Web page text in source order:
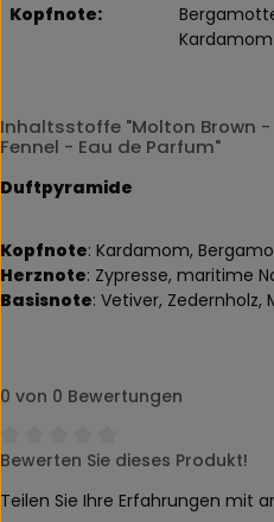
Kopfnote:
Kardamom
Inhaltsstoffe "Molton Brown
Fennel - Eau de Parfum"
Duftpyramide
Kopfnote: Kardamom,
Herznote: Zypresse, maritime
Basisnote: Vetiver, Zedernholz,
0 von 0 Bewertungen
Durchschnittliche Bewertung von
Bewerten Sie dieses Produkt!
Teilen Sie Ihre Erfahrungen mit